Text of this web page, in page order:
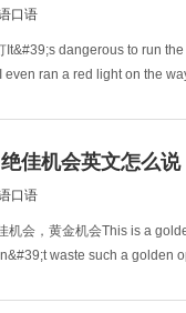
口语
It&#39;s dangerous to run
even ran a red light on the
佳机会英文怎么说
口语
机会，黄金机会This is a
waste such a golden